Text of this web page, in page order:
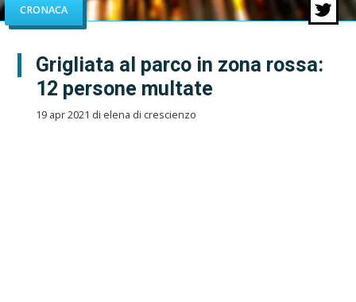
CRONACA
Grigliata al parco in zona rossa:
12 persone multate
19 apr 2021 di elena di crescienzo